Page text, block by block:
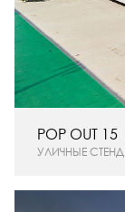
УЛИЧНЫЕ
POP OUT 15